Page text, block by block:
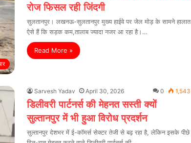
रोज फिसल रही जिंदगी
सुलतानपुर। लखनऊ-सुलतानपुर मुख्य हाईवे पर जेल मोड़ के सामने हालात
ऐसे हैं कि सड़क कम,तालाब ज्यादा नजर आ रहा है।…
Read More »
Sarvesh Yadav April 30, 2026 0 1,543
डिलीवरी पार्टनर्स की मेहनत सस्ती क्यों
सुल्तानपुर में भी हुआ विरोध प्रदर्शन
सुल्तानपुर देशभर में ई-कॉमर्स सेक्टर तेजी से बढ़ रहा है, लेकिन इसके पीछे